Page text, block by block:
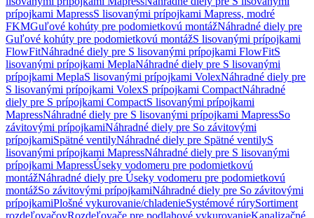
prípojkami MapressS lisovanými prípojkami Mapress, modré
FKMGuľové kohúty pre podomietkovú montážNáhradné diely pre
Guľové kohúty pre podomietkovú montážS lisovanými prípojkami
FlowFitNáhradné diely pre S lisovanými prípojkami FlowFitS
lisovanými prípojkami MeplaNáhradné diely pre S lisovanými
prípojkami MeplaS lisovanými prípojkami VolexNáhradné diely pre
S lisovanými prípojkami VolexS prípojkami CompactNáhradné
diely pre S prípojkami CompactS lisovanými prípojkami
MapressNáhradné diely pre S lisovanými prípojkami MapressSo
závitovými prípojkamiNáhradné diely pre So závitovými
prípojkamiSpätné ventilyNáhradné diely pre Spätné ventilyS
lisovanými prípojkami MapressNáhradné diely pre S lisovanými
prípojkami MapressÚseky vodomeru pre podomietkovú
montážNáhradné diely pre Úseky vodomeru pre podomietkovú
montážSo závitovými prípojkamiNáhradné diely pre So závitovými
prípojkamiPlošné vykurovanie/chladenieSystémové rúrySortiment
rozdeľovačovRozdeľovače pre podlahové vykurovanieKanalizačné